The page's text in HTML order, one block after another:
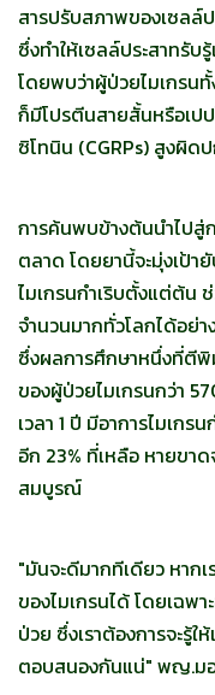
สารปรับสภาพของเซล
ซึ่งทำให้เซลล์ประสาทรั
โดยพบว่าผู้ป่วยไมเกรน
ก็มีโปรตีนสายสั้นหรือเ
ซิโทนิน (CGRPs) สูงผิด
การค้นพบข้างต้นนำไป
ตลาด โดยยานี้จะมุ่งเป้า
ไมเกรนกำเริบตั้งแต่ต้น
จำนวนมากทั่วโลกได้อย่
ซึ่งผลการศึกษาหนึ่งที่ตีพิ
ของผู้ป่วยไมเกรนกว่า
เวลา 1 ปี มีอาการไมเก
อีก 23% ที่เหลือ หายขาด
สมบูรณ์
"มันจะดีมากทีเดียว หาก
ของไมเกรนได้ โดยเฉพ
ป่วย ซึ่งเราต้องการจะรู้
ตอบสนองกันแน่" พญ.ม